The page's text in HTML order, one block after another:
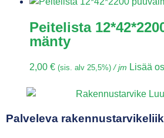
Peitelista
mänty
2,00 € (sis. alv 25,5%) / jm Lisää
Palveleva